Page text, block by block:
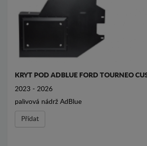
KRYT POD ADBLUE FORD TOURNEO
2023 - 2026
palivová nádrž AdBlue
Přídat